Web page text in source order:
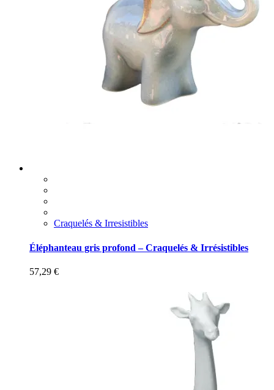
Craquelés & Irresistibles
Éléphanteau gris profond – Craquelés & Irrésistibles
57,29 €